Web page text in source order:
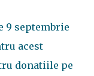
9 septembrie
acest
donatiile pe